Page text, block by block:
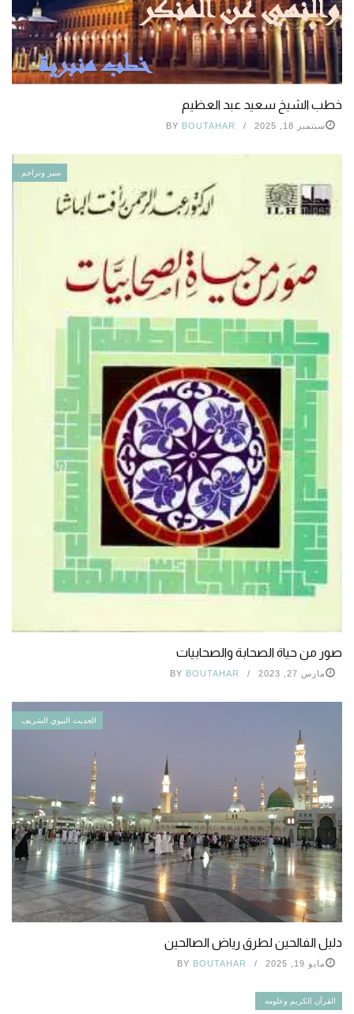
خطب الشيخ سعيد عبد العظيم
سبتمبر 18, 2025 BY BOUTAHAR
سير وتراجم
صور من حياة الصحابة والصحابيات
مارس 27, 2023 BY BOUTAHAR
الحديث النبوي الشريف
دليل الفالحين لطرق رياض الصالحين
مايو 19, 2025 BY BOUTAHAR
القرآن الكريم وعلومه